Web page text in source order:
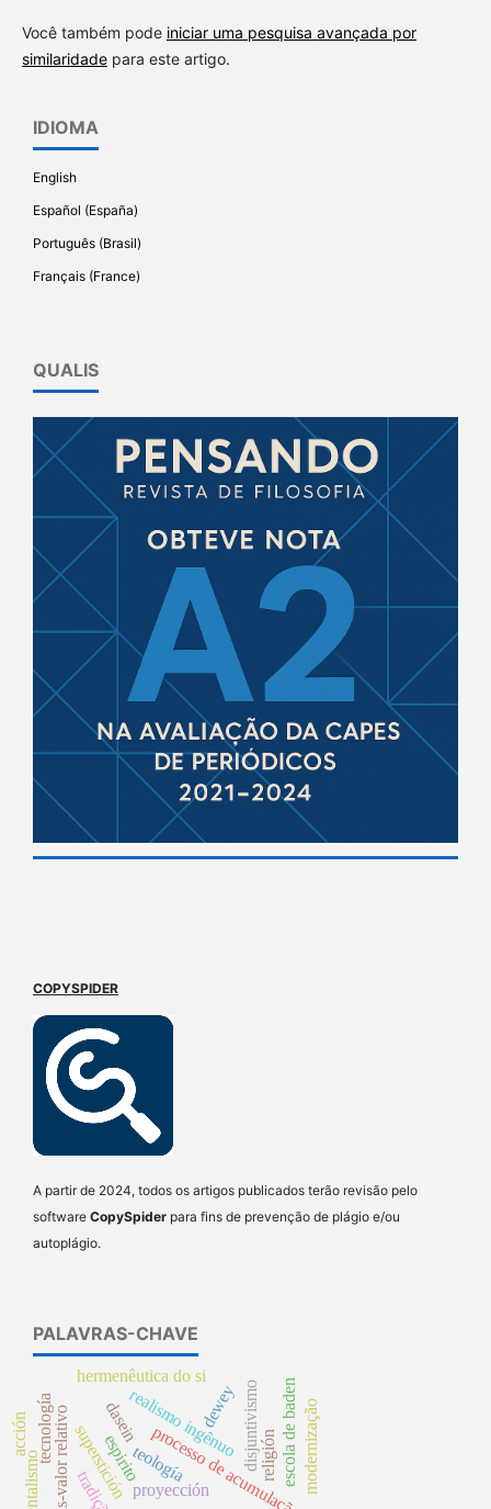
Você também pode iniciar uma pesquisa avançada por
similaridadepara este artigo.
IDIOMA
English
Español (España)
Português (Brasil)
Français (France)
QUALIS
COPYSPIDER
A partir de 2024, todos os artigos publicados terão revisão pelo
software CopySpider para fins de prevenção de plágio e/ou
autoplágio.
PALAVRAS-CHAVE
supersticiónproyección
processo de acumulação
mais-valor relativo disjuntivismoreligión
realismo ingênuo
tecnología dewey
teología
espirito escola de baden
dasein modernização
tradição
hermenêutica do si
acción